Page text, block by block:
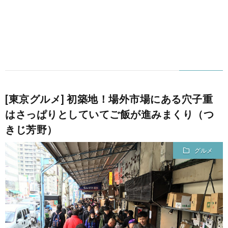
[東京グルメ] 初築地！場外市場にある穴子重
はさっぱりとしていてご飯が進みまくり（つ
きじ芳野）
グルメ